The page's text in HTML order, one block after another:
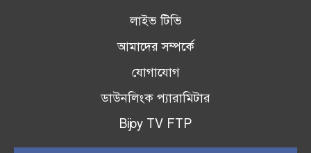
লাইভ টিভি
আমাদের সম্পর্কে
যোগাযোগ
ডাউনলিংক প্যারামিটার
Bijoy TV FTP